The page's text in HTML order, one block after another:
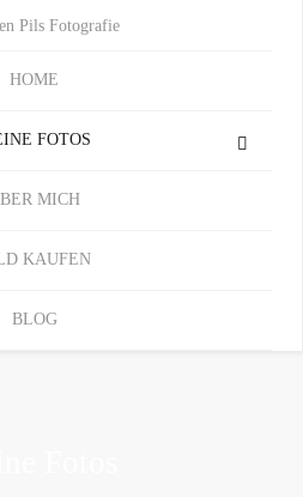
HOME
FOTOS
MICH
KAUFEN
BLOG